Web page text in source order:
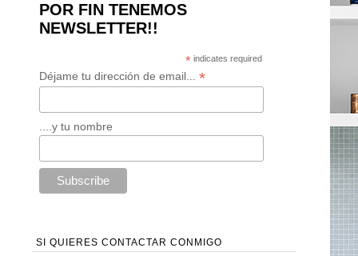
POR FIN TENEMOS
NEWSLETTER!!
* indicates required
Déjame tu dirección de email... *
....y tu nombre
SI QUIERES CONTACTAR CONMIGO